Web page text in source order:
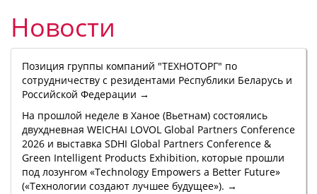
Новости
Позиция группы компаний "ТЕХНОТОРГ" по
сотрудничеству с резидентами Республики Беларусь и
Российской Федерации →
На прошлой неделе в Ханое (Вьетнам) состоялись
двухдневная WEICHAI LOVOL Global Partners Conference
2026 и выставка SDHI Global Partners Conference &
Green Intelligent Products Exhibition, которые прошли
под лозунгом «Technology Empowers a Better Future»
(«Технологии создают лучшее будущее»). →